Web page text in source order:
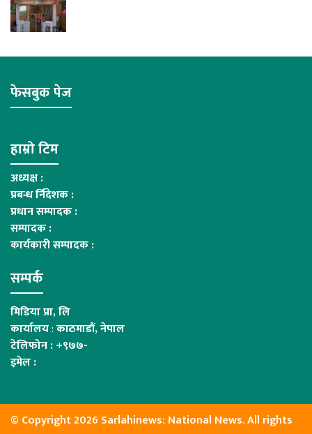
फेसबुक पेज
हाम्रो टिम
अध्यक्ष :
प्रबन्ध र्निदेशक :
प्रधान सम्पादक :
सम्पादक :
कार्यकारी सम्पादक :
सम्पर्क
मिडिया प्रा, लि
कार्यालय:काठमाडौं, नेपाल
टेलिफोन : +९७७-
इमेल :
© Copyright 2026 Sarlahinews: National News. All rights